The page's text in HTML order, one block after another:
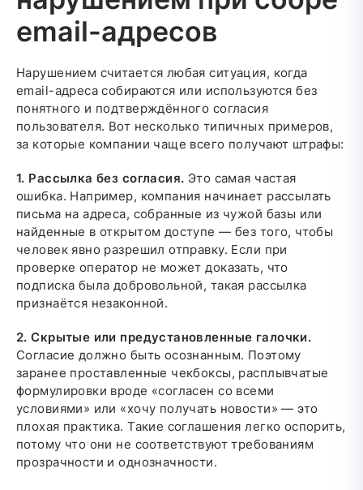
email-адресов
Нарушением считается любая ситуация, когда
email-адреса собираются или используются без
понятного и подтверждённого согласия
пользователя. Вот несколько типичных примеров,
за которые компании чаще всего получают штрафы:
1. Рассылка без согласия. Это самая частая
ошибка. Например, компания начинает рассылать
письма на адреса, собранные из чужой базы или
найденные в открытом доступе — без того, чтобы
человек явно разрешил отправку. Если при
проверке оператор не может доказать, что
подписка была добровольной, такая рассылка
признаётся незаконной.
2. Скрытые или предустановленные галочки.
Согласие должно быть осознанным. Поэтому
заранее проставленные чекбоксы, расплывчатые
формулировки вроде «согласен со всеми
условиями» или «хочу получать новости» — это
плохая практика. Такие соглашения легко оспорить,
потому что они не соответствуют требованиям
прозрачности и однозначности.